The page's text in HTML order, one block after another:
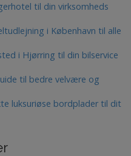
til din virksomheds
i København til alle
i Hjørring til din bilservice
til bedre velvære og
luksuriøse bordplader til dit